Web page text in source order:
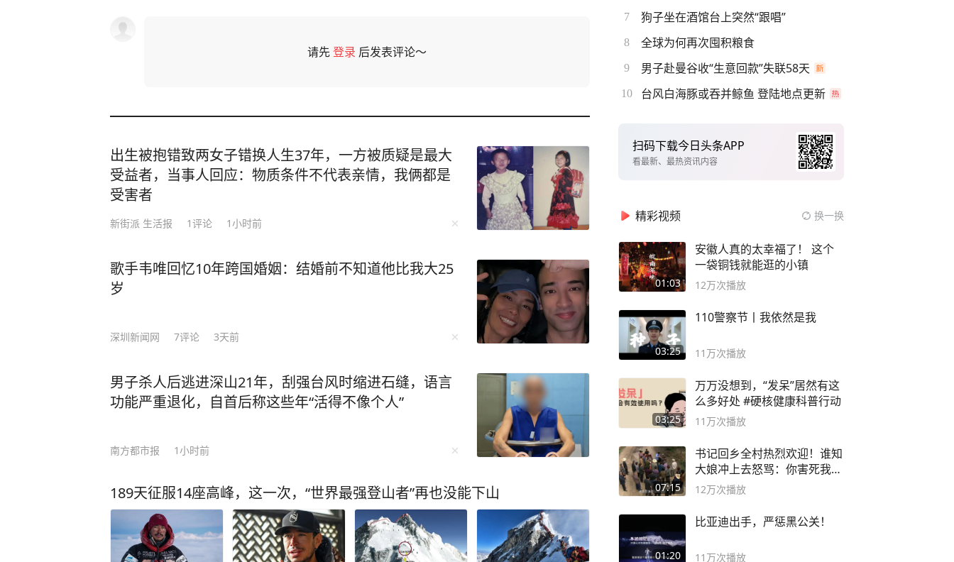
请先登录 后发表评论～
出生被抱错致两女子错换人生37年，一方被质疑是最大
受益者，当事人回应：物质条件不代表亲情，我俩都是
受害者
新街派 生活报 1评论 1小时前
歌手韦唯回忆10年跨国婚姻：结婚前不知道他比我大25
岁
深圳新闻网 7评论 3天前
男子杀人后逃进深山21年，刮强台风时缩进石缝，语言
功能严重退化，自首后称这些年“活得不像个人”
南方都市报 1小时前
189天征服14座高峰，这一次，“世界最强登山者”再也没能下山
7 狗子坐在酒馆台上突然“跟唱”
8 全球为何再次囤积粮食
9 男子赴曼谷收“生意回款”失联58天
10 台风白海豚或吞并鲸鱼 登陆地点更新
扫码下载今日头条APP
看最新、最热资讯内容
精彩视频 换一换
01:03
安徽人真的太幸福了！ 这个
一袋铜钱就能逛的小镇
12万次播放
03:25
110警察节丨我依然是我
11万次播放
03:25
万万没想到，“发呆”居然有这
么多好处 #硬核健康科普行动
11万次播放
07:15
书记回乡全村热烈欢迎！谁知
大娘冲上去怒骂：你害死我儿
子
12万次播放
01:20
比亚迪出手，严惩黑公关！
11万次播放